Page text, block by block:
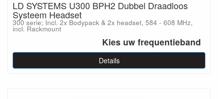
LD SYSTEMS U300 BPH2 Dubbel Draadloos
Systeem Headset
300 serie; Incl. 2x Bodypack & 2x headset, 584 - 608 MHz,
incl. Rackmount
Kies uw frequentieband
Details